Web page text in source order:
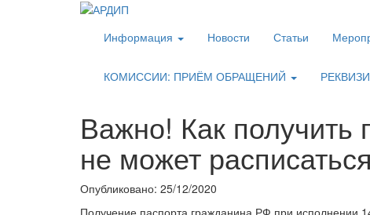
Информация Новости Статьи
КОМИССИИ: ПРИЁМ ОБРАЩЕНИЙ
Важно! Как получить
не может расписаться
Опубликовано: 25/12/2020